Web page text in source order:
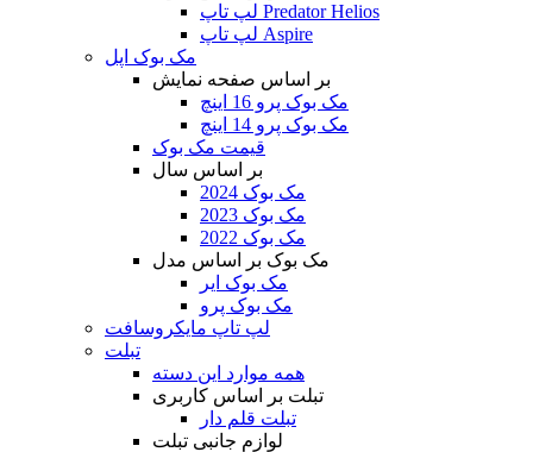
لپ تاپ Predator Helios
لپ تاپ Aspire
مک بوک اپل
بر اساس صفحه نمایش
مک بوک پرو 16 اینچ
مک بوک پرو 14 اینچ
قیمت مک بوک
بر اساس سال
مک بوک 2024
مک بوک 2023
مک بوک 2022
مک بوک بر اساس مدل
مک بوک ایر
مک بوک پرو
لپ تاپ مایکروسافت
تبلت
همه موارد این دسته
تبلت بر اساس کاربری
تبلت قلم دار
لوازم جانبی تبلت